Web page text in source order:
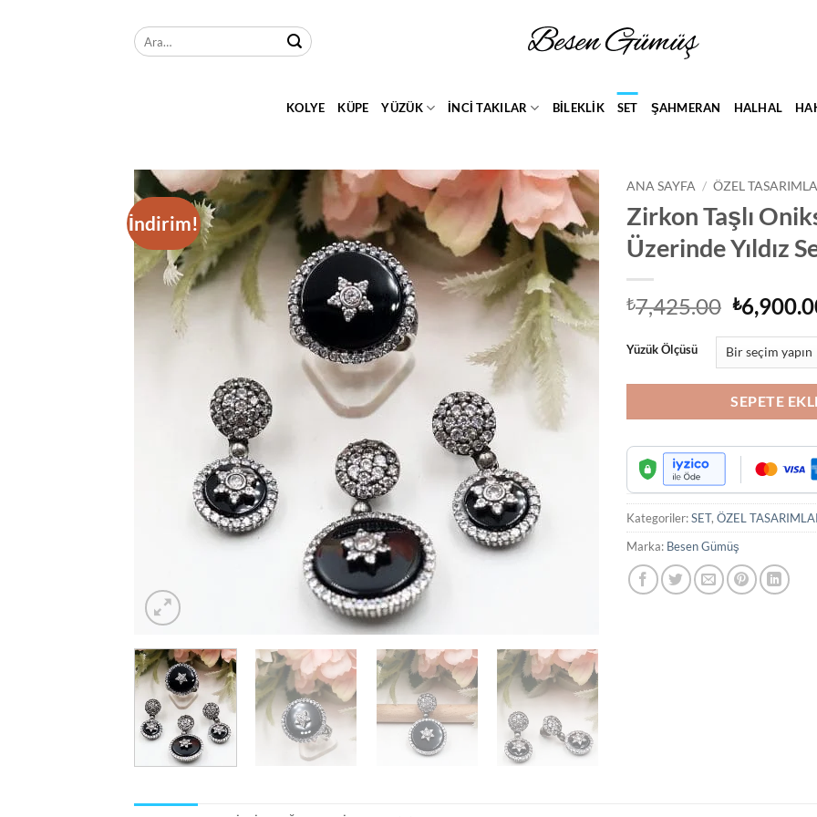
Ara:
KOLYE KÜPE YÜZÜK İNCİ TAKILAR BİLEKLİK SET ŞAHMERAN HALHAL
İndirim!
Add to
wishlist
ANA SAYFA / ÖZEL
Zirkon Taşlı
Üzerinde Yıldız
₺7,425.00 Orijinal
fiyat:
₺
Yüzük Ölçüsü
SEPETE
Kategoriler:SET, ÖZEL
Marka: Besen Gümüş